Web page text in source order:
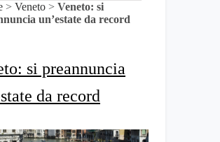
> Veneto > Veneto: si
un’estate da record
si preannuncia
da record